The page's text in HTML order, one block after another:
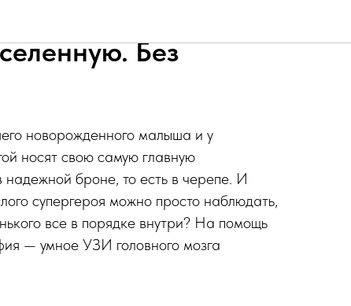
Заглянуть в
Без
новорожденного малыша и у
носят свою самую главную
броне, то есть в черепе. И
супергероя можно просто наблюдать,
все в порядке внутри? На помощь
— умное УЗИ головного мозга